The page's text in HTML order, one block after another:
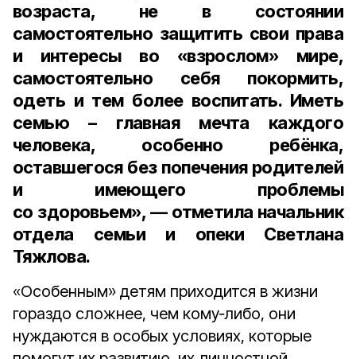
возраста, не в состоянии
самостоятельно защитить свои права
и интересы во «взрослом» мире,
самостоятельно себя покормить,
одеть и тем более воспитать. Иметь
семью – главная мечта каждого
человека, особенно ребёнка,
оставшегося без попечения родителей
и имеющего проблемы
со здоровьем», — отметила начальник
отдела семьи и опеки Светлана
Тяжлова.
«Особенным» детям приходится в жизни
гораздо сложнее, чем кому‑либо, они
нуждаются в особых условиях, которые